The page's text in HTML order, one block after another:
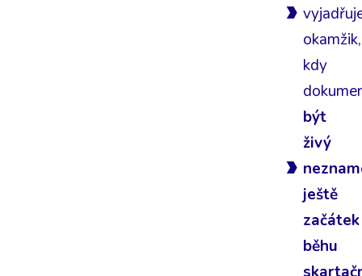
okamžik,
kdy
být
živý
ještě
začátek
běhu